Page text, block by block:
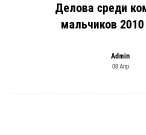
Делова среди
мальчиков 2010
Admin
08 Апр